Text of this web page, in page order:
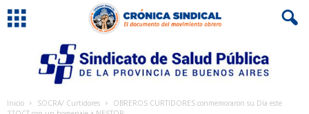
Inicio SOCRA/ Curtidores
OBREROS CURTIDORES conmemoraron su Día este